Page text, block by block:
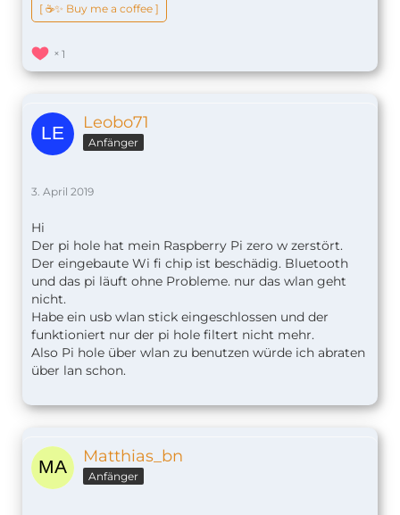
[ ☕️✨ Buy me a coffee ]
1
Leobo71
Anfänger
3. April 2019
Hi
Der pi hole hat mein Raspberry Pi zero w zerstört.
Der eingebaute Wi fi chip ist beschädig. Bluetooth
und das pi läuft ohne Probleme. nur das wlan geht
nicht.
Habe ein usb wlan stick eingeschlossen und der
funktioniert nur der pi hole filtert nicht mehr.
Also Pi hole über wlan zu benutzen würde ich abraten
über lan schon.
Matthias_bn
Anfänger